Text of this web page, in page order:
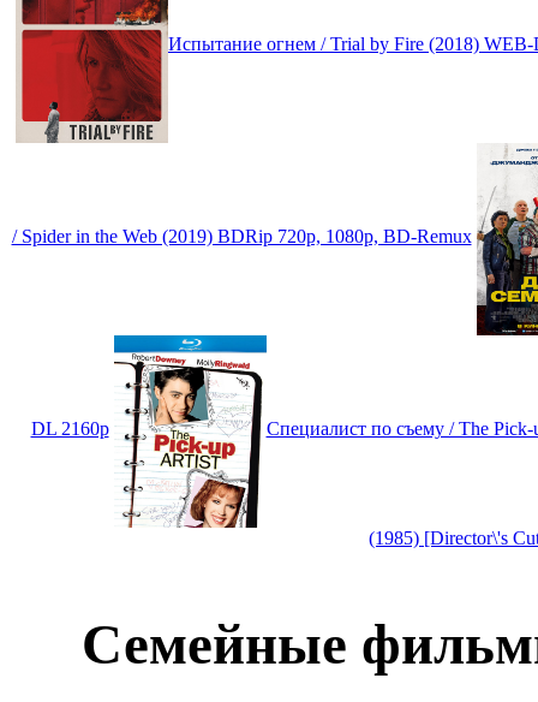
Испытание огнем / Trial by Fire (2018) WEB-
/ Spider in the Web (2019) BDRip 720p, 1080p, BD-Remux
DL 2160p Специалист по съему / The
(1985) [Director\'s
Семейные